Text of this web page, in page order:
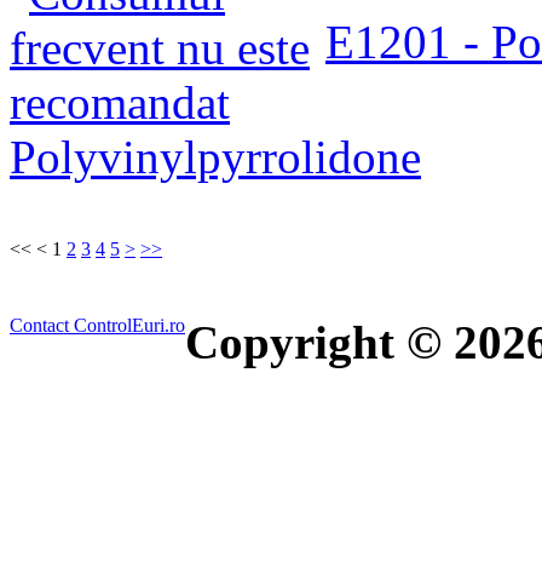
E1201 -
Polyvinylpyrrolidone
<< < 1 2 3 4 5 > >>
Contact ControlEuri.roCopyright ©